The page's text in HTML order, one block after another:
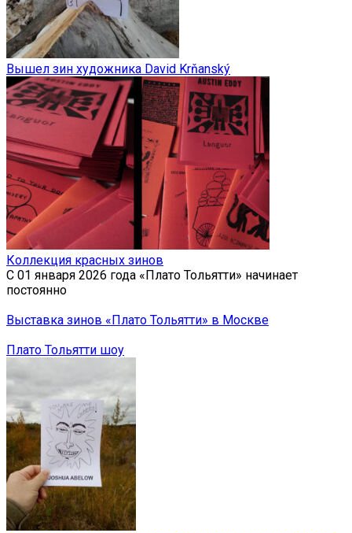
Вышел зин художника David Krňanský
Коллекция красных зинов
С 01 января 2026 года «Плато Тольятти» начинает
постоянно
Выставка зинов «Плато Тольятти» в Москве
Плато Тольятти шоу